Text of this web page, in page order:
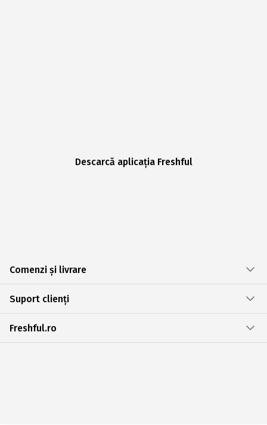
Descarcă aplicația Freshful
Comenzi și livrare
Suport clienți
Freshful.ro